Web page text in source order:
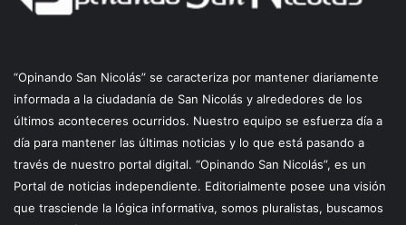
“Opinando San Nicolás” se caracteriza por mantener diariamente
informada a la ciudadanía de San Nicolás y alrededores de los
últimos aconteceres ocurridos. Nuestro equipo se esfuerza día a
día para mantener las últimas noticias y lo que está pasando a
través de nuestro portal digital. “Opinando San Nicolás”, es un
Portal de noticias independiente. Editorialmente posee una visión
que trasciende la lógica informativa, somos pluralistas, buscamos